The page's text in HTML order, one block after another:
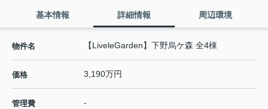
基本情報 詳細情報 周辺環境
物件名 【LiveleGarden】下野烏ケ森 全4棟
価格 3,190万円
管理費 -